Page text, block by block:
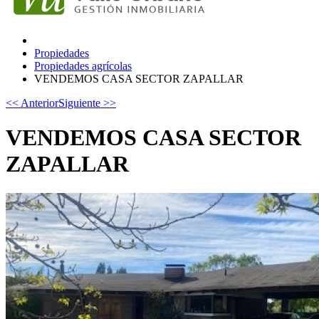
Propiedades
Propiedades agrícolas
VENDEMOS CASA SECTOR ZAPALLAR
<< AnteriorSiguiente >>
VENDEMOS CASA SECTOR
ZAPALLAR